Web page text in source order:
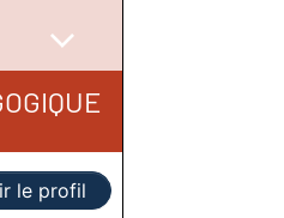
le profil